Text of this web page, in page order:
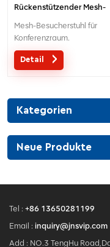
Rückenstützender Mesh-
Mesh-Besucherstuhl für
Konferenzraum.
Detail
Kategorien
Neue Produkte
Tel : +86 13650281199
Email : inquiry@jnsvip.com
Add : NO.3 TengHu